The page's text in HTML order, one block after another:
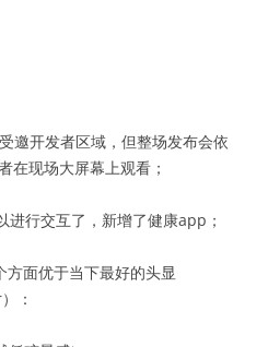
邀开发者区域，但整场发布会依
在现场大屏幕上观看；
行交互了，新增了健康app；
面优于当下最好的头显
：